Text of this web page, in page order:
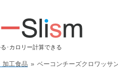
･カロリー計算できる
加工食品 » ベーコンチーズクロワッサ